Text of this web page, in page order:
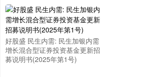
好股盛 民生内需: 民生加银内需
增长混合型证券投资基金更新招
募说明书(2025年第1号)